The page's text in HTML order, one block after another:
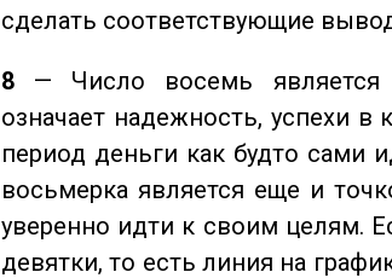
сделать соответствующие
8 — Число восемь является
означает надежность, успехи в
период деньги как будто сами
восьмерка является еще и
уверенно идти к своим целям.
девятки, то есть линия на